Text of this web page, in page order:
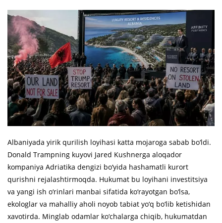
Albaniyada yirik qurilish loyihasi katta mojaroga sabab bo‘ldi.
Donald Trampning kuyovi Jared Kushnerga aloqador
kompaniya Adriatika dengizi bo‘yida hashamatli kurort
qurishni rejalashtirmoqda. Hukumat bu loyihani investitsiya
va yangi ish o‘rinlari manbai sifatida ko‘rayotgan bo‘lsa,
ekologlar va mahalliy aholi noyob tabiat yo‘q bo‘lib ketishidan
xavotirda. Minglab odamlar ko‘chalarga chiqib, hukumatdan